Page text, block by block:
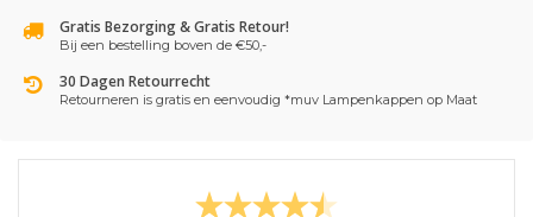
Gratis Bezorging & Gratis Retour!
Bij een bestelling boven de €50,-
30 Dagen Retourrecht
Retourneren is gratis en eenvoudig *muv Lampenkappen op Maat